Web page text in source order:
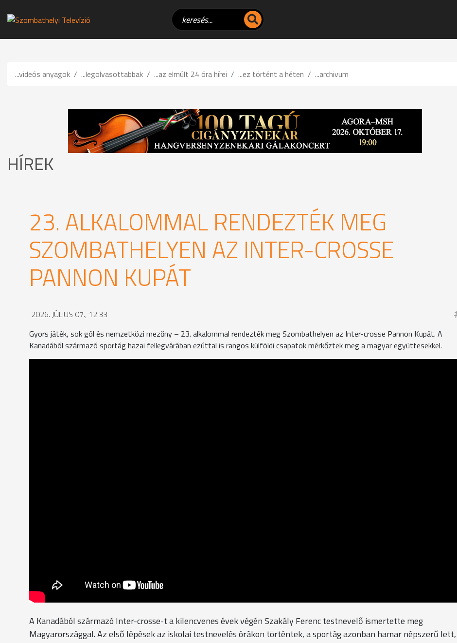
...videós anyagok ...legolvasottabbak ...az elmúlt 24 óra hírei ...ez történt a héten ...archivum
HÍREK
23. ALKALOMMAL RENDEZTÉK MEG
SZOMBATHELYEN AZ INTER-CROSSE
PANNON KUPÁT
2026. JÚLIUS 07., 12:33
Gyors játék, sok gól és nemzetközi mezőny – 23. alkalommal rendezték meg Szombathelyen az Inter-crosse Pannon Kupát. A
Kanadából származó sportág hazai fellegvárában ezúttal is rangos külföldi csapatok mérkőztek meg a magyar együttesekkel.
A Kanadából származó Inter-crosse-t a kilencvenes évek végén Szakály Ferenc testnevelő ismertette meg
Magyarországgal. Az első lépések az iskolai testnevelés órákon történtek, a sportág azonban hamar népszerű lett,